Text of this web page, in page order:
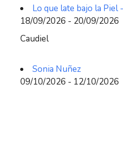
Lo que late bajo la Piel
18/09/2026 - 20/09/2026
Caudiel
Sonia Nuñez
09/10/2026 - 12/10/2026